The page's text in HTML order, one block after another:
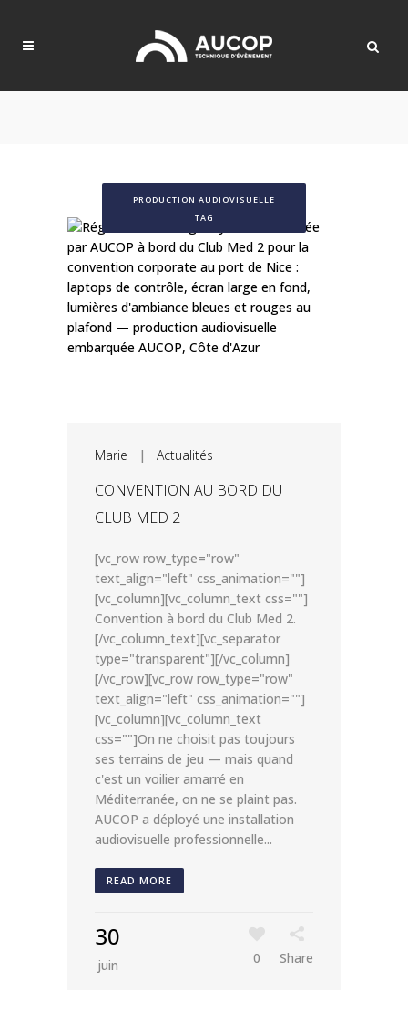
PRODUCTION AUDIOVISUELLE
TAG
Marie | Actualités
CONVENTION AU BORD DU
CLUB MED 2
[vc_row row_type="row"
text_align="left" css_animation=""]
[vc_column][vc_column_text css=""]
Convention à bord du Club Med 2.
[/vc_column_text][vc_separator
type="transparent"][/vc_column]
[/vc_row][vc_row row_type="row"
text_align="left" css_animation=""]
[vc_column][vc_column_text
css=""]On ne choisit pas toujours
ses terrains de jeu — mais quand
c'est un voilier amarré en
Méditerranée, on ne se plaint pas.
AUCOP a déployé une installation
audiovisuelle professionnelle...
READ MORE
30
juin 0 Share